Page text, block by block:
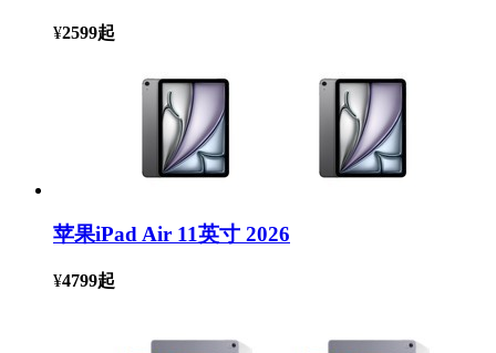
¥2599起
苹果iPad Air 11英寸 2026
¥4799起